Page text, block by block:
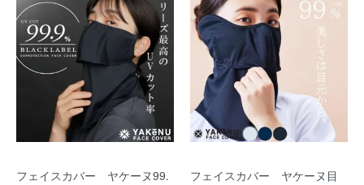
フェイスカバー ヤケーヌ99.
フェイスカバー ヤケーヌ目